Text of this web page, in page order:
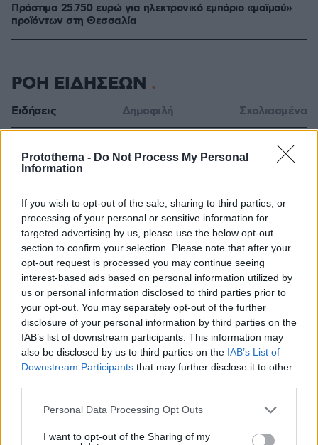
Protothema - Do Not Process My Personal
Information
If you wish to opt-out of the sale, sharing to third parties, or
processing of your personal or sensitive information for
targeted advertising by us, please use the below opt-out
section to confirm your selection. Please note that after your
opt-out request is processed you may continue seeing
interest-based ads based on personal information utilized by
us or personal information disclosed to third parties prior to
your opt-out. You may separately opt-out of the further
disclosure of your personal information by third parties on the
IAB’s list of downstream participants. This information may
also be disclosed by us to third parties on the IAB’s List of
Downstream Participants that may further disclose it to other
Please note that this website/app uses one or more Google
not limited to your visit or usage behaviour. You may click to
Personal Data Processing Opt Outs
I want to opt-out of the Sharing of my
Πρόστιμα 25.750 ευρώ για ηλεκτρονικό εμπόριο «μαϊμού»
προϊόντων στη Θεσσαλία
ΡΟΗ ΕΙΔΗΣΕΩΝ
Ειδήσεις Δημοφιλή Σχολιασμένα
Οι Xώρες του Αιγαίου: Περιπλάνηση στην ψυχή των
νησιών
Η Τραμπζονσπόρ ανακοίνωσε και επίσημα τη μεταγραφή
του Σαλάχ: Θα παίρνει 17 εκατομμύρια τον χρόνο
Στην Ίμπιζα με τον νέο της σύντροφο η Κιάρα Φεράνι
πριν 12 λεπτά
Το «πριν και το μετά» της πρόσκρουσης του πυραύλου
της SpaceX στη Σελήνη: Τι δείχνουν φωτογραφίες
κορεατικής συσκευής
πριν 15 λεπτά
Μάχη με τις φλόγες εν μέσω καύσωνα στα Βαλκάνια:
Πυρκαγιές σε Σερβία και Αλβανία με θερμοκρασίες έως
40 βαθμούς
πριν 16 λεπτά
λύκων στην Κεντρική Μακεδονία: Καλό ταξίδι μικρέ,
πριν 18 λεπτά